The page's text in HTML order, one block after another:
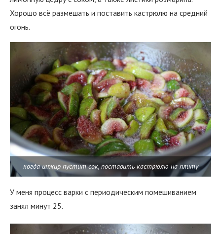
Хорошо всё размешать и поставить кастрюлю на средний
огонь.
когда инжир пустит сок, поставить кастрюлю на плиту
У меня процесс варки с периодическим помешиванием
занял минут 25.